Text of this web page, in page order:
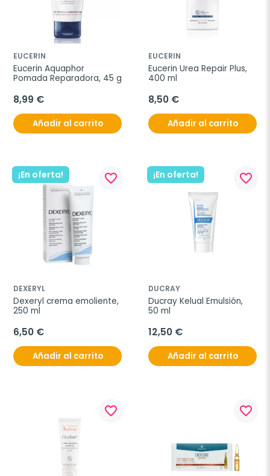
EUCERIN
Eucerin Aquaphor
Pomada Reparadora, 45 g
8,99 €
Añadir al carrito
EUCERIN
Eucerin Urea Repair Plus,
400 ml
8,50 €
Añadir al carrito
¡En oferta! favorite_border
DEXERYL
Dexeryl crema emoliente,
250 ml
6,50 €
Añadir al carrito
¡En oferta! favorite_border
DUCRAY
Ducray Kelual Emulsión,
50 ml
12,50 €
Añadir al carrito
favorite_border favorite_border